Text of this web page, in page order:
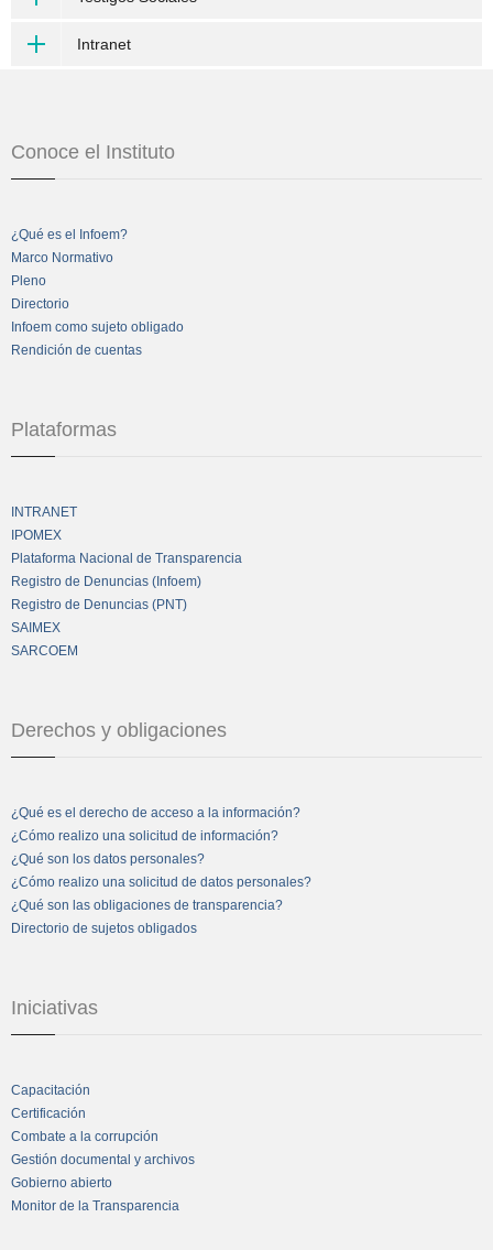
Intranet
Conoce el Instituto
¿Qué es el Infoem?
Marco Normativo
Pleno
Directorio
Infoem como sujeto obligado
Rendición de cuentas
Plataformas
INTRANET
IPOMEX
Plataforma Nacional de Transparencia
Registro de Denuncias (Infoem)
Registro de Denuncias (PNT)
SAIMEX
SARCOEM
Derechos y obligaciones
¿Qué es el derecho de acceso a la información?
¿Cómo realizo una solicitud de información?
¿Qué son los datos personales?
¿Cómo realizo una solicitud de datos personales?
¿Qué son las obligaciones de transparencia?
Directorio de sujetos obligados
Iniciativas
Capacitación
Certificación
Combate a la corrupción
Gestión documental y archivos
Gobierno abierto
Monitor de la Transparencia